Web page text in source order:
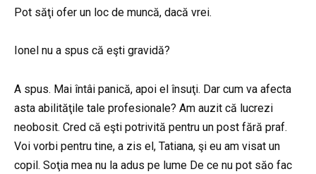
Pot săţi ofer un loc de muncă, dacă vrei.
Ionel nu a spus că eşti gravidă?
A spus. Mai întâi panică, apoi el însuţi. Dar cum va afecta
asta abilităţile tale profesionale? Am auzit că lucrezi
neobosit. Cred că eşti potrivită pentru un post fără praf.
Voi vorbi pentru tine, a zis el, Tatiana, şi eu am visat un
copil. Soţia mea nu la adus pe lume De ce nu pot săo fac